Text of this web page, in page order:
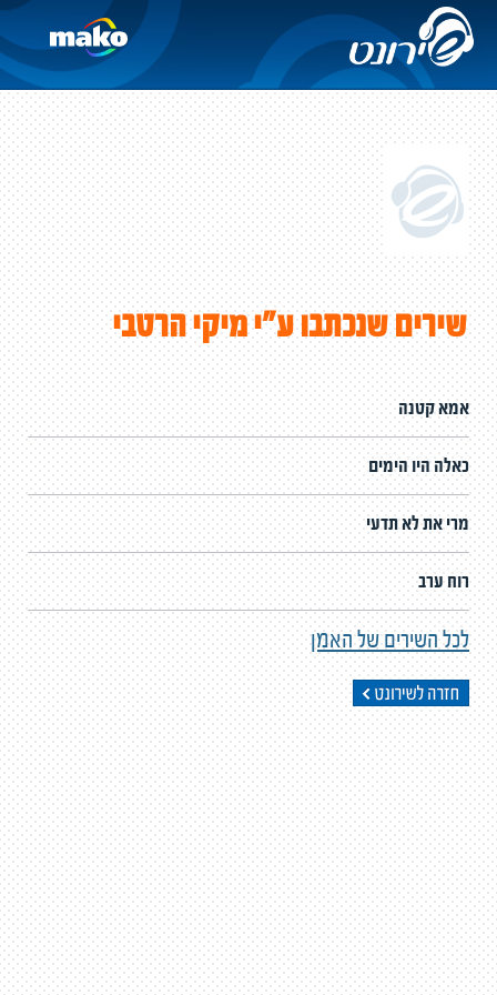
שירים שנכתבו ע"י מיקי הרטבי
אמא קטנה
כאלה היו הימים
מרי את לא תדעי
רוח ערב
לכל השירים של האמן